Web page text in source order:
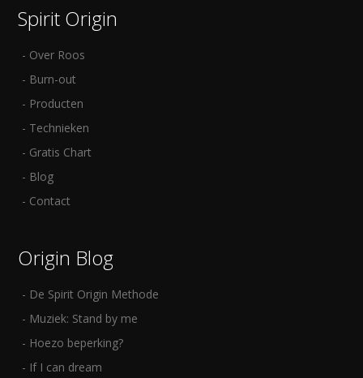
Spirit Origin
Over Roos
Burn-out
Producten
Technieken
Gratis Chart
Blog
Contact
Origin Blog
De Spirit Origin Methode
Muziek: Stand by me
Hoezo beperking?
If I can dream